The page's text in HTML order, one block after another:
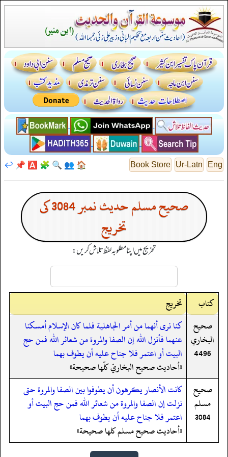
Eng
Ur-Latn
Book Store
🏠
👥
🔍
🧩
🅰️
📌
↩️
صحیح مسلم حدیث نمبر 3084 کی
تخریج
تخریج میں اپنا مطلوبہ لفظ تلاش کریں:
کتاب
تخریج
صحيح
البخاري
4496
كنا نرى أنهما من أمر الجاهلية فلما كان الإسلام أمسكنا
عنهما فأنزل الله إن الصفا والمروة من شعائر الله فمن حج
البيت أو اعتمر فلا جناح عليه أن يطوف بهما
«أحاديث صحيح البخاريّ كلّها صحيحة»
صحيح
مسلم
3084
كانت الأنصار يكرهون أن يطوفوا بين الصفا والمروة حتى
نزلت إن الصفا والمروة من شعائر الله فمن حج البيت أو
اعتمر فلا جناح عليه أن يطوف بهما
«أحاديث صحيح مسلم كلها صحيحة»